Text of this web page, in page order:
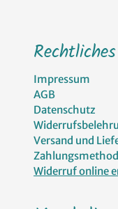
Rechtliches
Impressum
AGB
Datenschutz
Versand und
Widerruf online